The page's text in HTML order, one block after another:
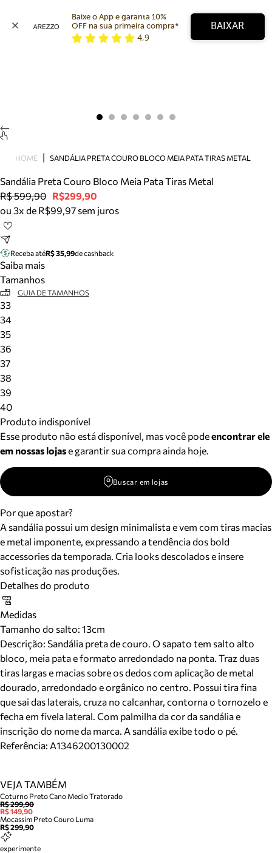
Bolsa
Tamanco
Tênis
Mule
Tire dúvidas sobre pedidos, devoluções e mais.
Meus pedidos
Acompanhe seus pedidos e solicite devoluções.
Baixe o App e garanta 10%
OFF na sua primeira compra*
4,9
BAIXAR
HOME SANDÁLIA PRETA COURO BLOCO MEIA PATA TIRAS METAL
Sandália Preta Couro Bloco Meia Pata Tiras Metal
R$ 599,90 R$299,90
ou 3x de R$99,97 sem juros
Receba atéR$ 35,99de cashback
Saiba mais
Tamanhos
GUIA DE TAMANHOS
33
34
35
36
37
38
39
40
Produto indisponível
Esse produto não está disponível, mas você podeencontrar ele
em nossas lojase garantir sua compra ainda hoje.
Buscar em lojas
Por que apostar?
A sandália possui um design minimalista e vem com tiras macias
e metal imponente, expressando a tendência dos bold
accessories da temporada. Cria looks descolados e insere
sofisticação nas produções.
Detalhes do produto
Medidas
Tamanho do salto: 13cm
Descrição: Sandália preta de couro. O sapato tem salto alto
bloco, meia pata e formato arredondado na ponta. Traz duas
tiras largas e macias sobre os dedos com aplicação de metal
dourado, arredondado e orgânico no centro. Possui tira fina
que sai das laterais, cruza no calcanhar, contorna o tornozelo e
fecha em fivela lateral. Com palmilha da cor da sandália e
inscrição do nome da marca. A sandália exibe todo o pé.
Referência: A1346200130002
VEJA TAMBÉM
Coturno Preto Cano Medio Tratorado
R$ 299,90
R$ 149,90
Mocassim Preto Couro Luma
R$ 299,90
experimente